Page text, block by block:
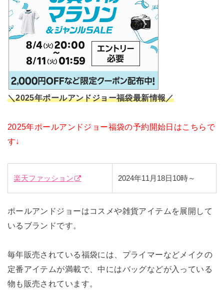
＼2025年ポールアンドジョー福袋最新情報／
2025年ポールアンドジョー福袋の予約開始日はこちらで
す↓
楽天ファッション 2024年11月18日10時～
ポールアンドジョーはコスメや雑貨アイテムを展開して
いるブランドです。
毎年販売されている福袋には、プライマーなどメイクの
定番アイテムが満載で、中にはバッグなどが入っている
物も販売されています。